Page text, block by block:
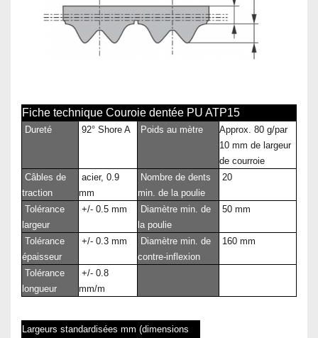
Fiche technique Couroie dentée PU ATP15
Dureté 92° Shore A Poids au mètre
Approx. 80 g/par
10 mm de largeur
de courroie
Câbles de
traction
acier, 0.9
mm
Nombre de dents
min. de la poulie
20
Tolérance
largeur
+/- 0.5 mm
Diamètre min. de
la poulie
50 mm
Tolérance
épaisseur
+/- 0.3 mm
Diamètre min. de
contre-inflexion
160 mm
Tolérance
longueur
+/- 0.8
mm/m
Largeurs standardisées mm (dimensions